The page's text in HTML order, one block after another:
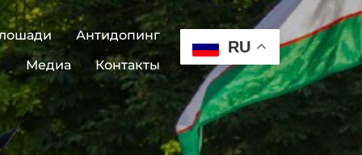
Антидопинг
Медиа
Контакты
RU